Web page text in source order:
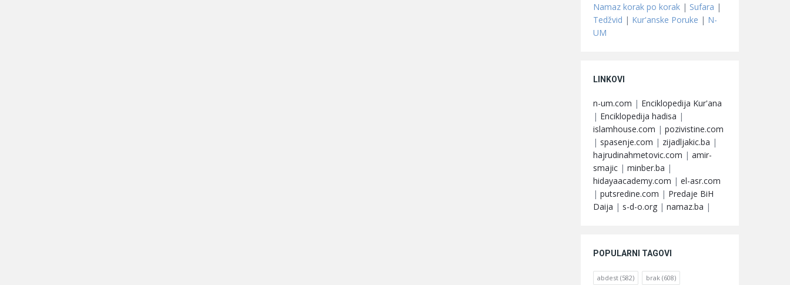
Namaz korak po korak | Sufara |
Tedžvid | Kur'anske Poruke | N-
UM
LINKOVI
n-um.com | Enciklopedija Kur'ana
| Enciklopedija hadisa |
islamhouse.com | pozivistine.com
| spasenje.com | zijadljakic.ba |
hajrudinahmetovic.com | amir-
smajic | minber.ba |
hidayaacademy.com | el-asr.com
| putsredine.com | Predaje BiH
Daija | s-d-o.org | namaz.ba |
POPULARNI TAGOVI
abdest (582) brak (608)